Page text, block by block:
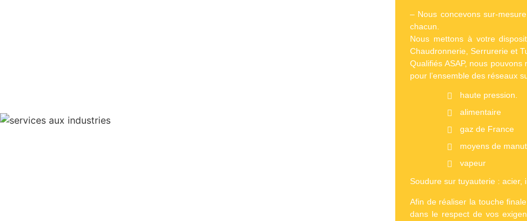
– Nous concevons sur-
chacun.
Nous mettons à votre
Chaudronnerie, Serrurerie et
Qualifiés ASAP, nous
pour l’ensemble des réseaux
haute pression.
alimentaire
gaz de France
moyens de
vapeur
Soudure sur tuyauterie : acier,
Afin de réaliser la touche
dans le respect de vos